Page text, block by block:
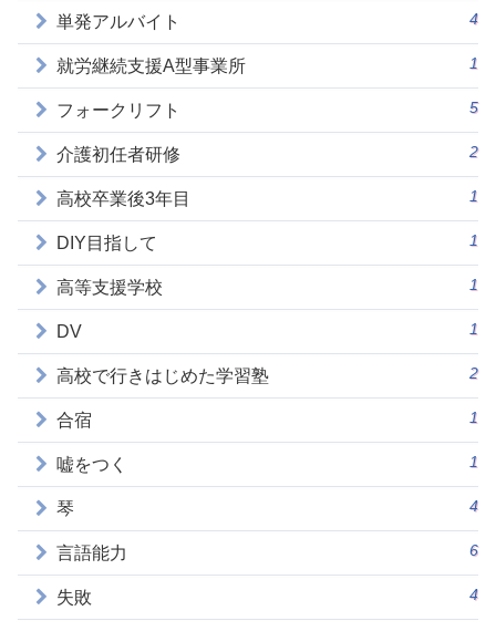
単発アルバイト 4
就労継続支援A型事業所 1
フォークリフト 5
介護初任者研修 2
高校卒業後3年目 1
DIY目指して 1
高等支援学校 1
DV 1
高校で行きはじめた学習塾 2
合宿 1
嘘をつく 1
琴 4
言語能力 6
失敗 4